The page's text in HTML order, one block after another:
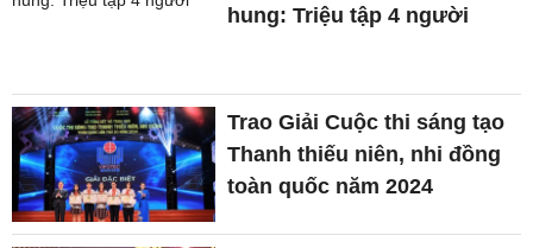
hung: Triệu tập 4 người
Trao Giải Cuộc thi sáng tạo
Thanh thiếu niên, nhi đồng
toàn quốc năm 2024